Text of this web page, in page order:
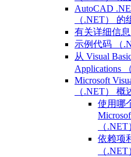
AutoCAD
（.NET） 的
有关详细信息
示例代码 （
从 Visual
Applications
Microsoft
（.NET） 概
使用哪
（.NET
依赖项
（.NET